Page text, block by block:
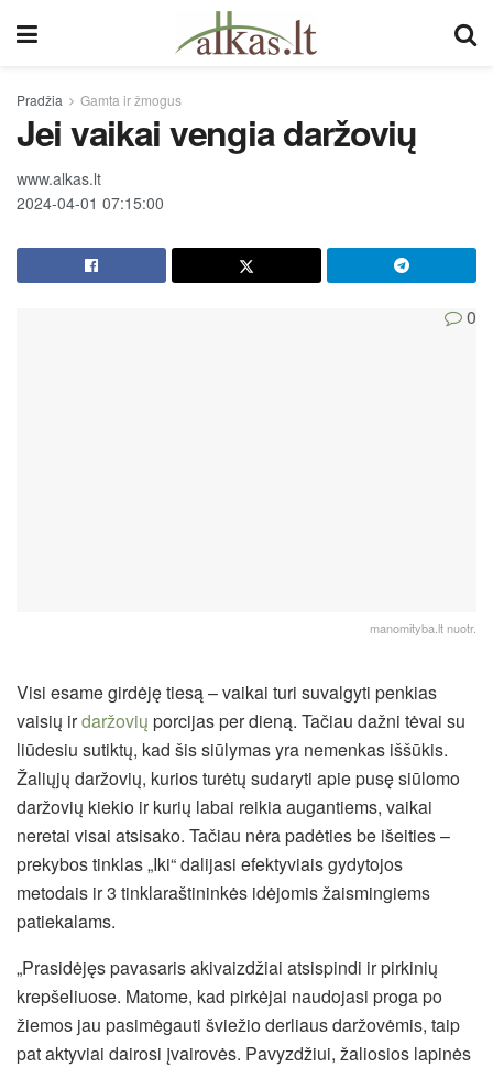
Pradžia Gamta ir žmogus
Jei vaikai vengia daržovių
www.alkas.lt
2024-04-01 07:15:00
0
manomityba.lt nuotr.
Visi esame girdėję tiesą – vaikai turi suvalgyti penkias
vaisių irdaržovių porcijas per dieną. Tačiau dažni tėvai su
liūdesiu sutiktų, kad šis siūlymas yra nemenkas iššūkis.
Žaliųjų daržovių, kurios turėtų sudaryti apie pusę siūlomo
daržovių kiekio ir kurių labai reikia augantiems, vaikai
neretai visai atsisako. Tačiau nėra padėties be išeities –
prekybos tinklas „Iki“ dalijasi efektyviais gydytojos
metodais ir 3 tinklaraštininkės idėjomis žaismingiems
patiekalams.
„Prasidėjęs pavasaris akivaizdžiai atsispindi ir pirkinių
krepšeliuose. Matome, kad pirkėjai naudojasi proga po
žiemos jau pasimėgauti šviežio derliaus daržovėmis, taip
pat aktyviai dairosi įvairovės. Pavyzdžiui, žaliosios lapinės